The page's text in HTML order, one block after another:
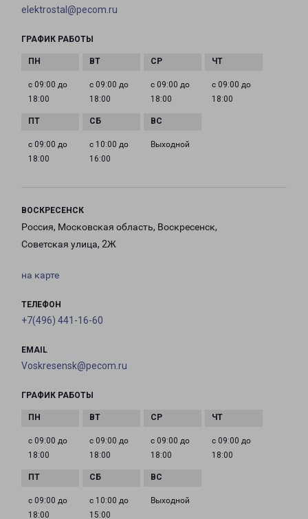
elektrostal@pecom.ru
ГРАФИК РАБОТЫ
с 09:00 до
18:00
с 09:00 до
18:00
с 09:00 до
18:00
с 09:00 до
18:00
с 09:00 до
18:00
с 10:00 до
16:00
Выходной
ВОСКРЕСЕНСК
Россия, Московская область, Воскресенск,
Советская улица, 2Ж
на карте
ТЕЛЕФОН
+7(496) 441-16-60
EMAIL
Voskresensk@pecom.ru
ГРАФИК РАБОТЫ
с 09:00 до
18:00
с 09:00 до
18:00
с 09:00 до
18:00
с 09:00 до
18:00
с 09:00 до
18:00
с 10:00 до
15:00
Выходной